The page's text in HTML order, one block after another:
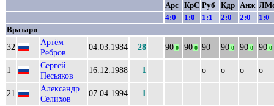
Арс КрС Руб Кдр Анж
4:0
1:0 1:1 2:0 2:0
1:0
Вратари
32
Артём
Ребров
04.03.1984 28 90 0 90 0 90 90 0 90 0 90 0
1
Сергей
Песьяков
16.12.1988 1 о о о о
21
Александр
Селихов
07.04.1994 1